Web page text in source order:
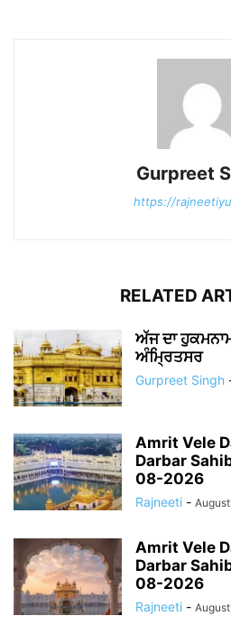
Gurpreet
https://
RELATED
ਅੱਜ ਦਾ
ਅੰਮ੍ਰਿਤਸਰ
Gurpreet Singh
Amrit Vele
Darbar
08-2026
Rajneeti -
Amrit Vele
Darbar
08-2026
Rajneeti -